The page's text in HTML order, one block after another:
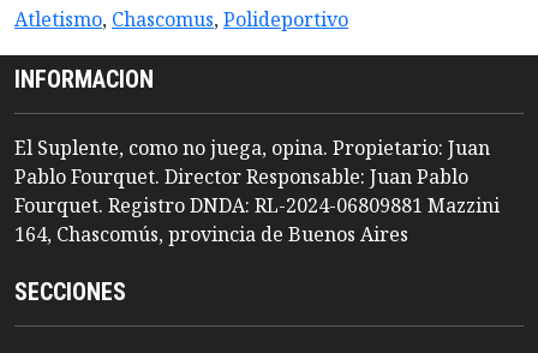
Atletismo, Chascomus,Polideportivo
INFORMACION
El Suplente, como no juega, opina. Propietario: Juan
Pablo Fourquet. Director Responsable: Juan Pablo
Fourquet. Registro DNDA: RL-2024-06809881 Mazzini
164, Chascomús, provincia de Buenos Aires
SECCIONES